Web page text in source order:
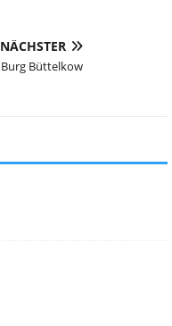
NÄCHSTER
Burg Büttelkow